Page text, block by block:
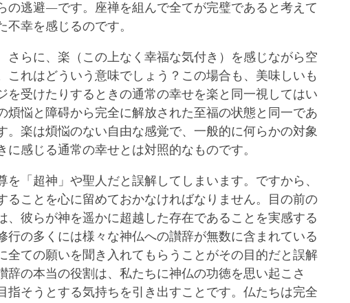
の逃避―です。座禅を組んで全てが完璧であると考えて
不幸を感じるのです。
さらに、楽（この上なく幸福な気付き）を感じながら空
これはどういう意味でしょう？この場合も、美味しいも
を受けたりするときの通常の幸せを楽と同一視してはい
煩悩と障碍から完全に解放された至福の状態と同一であ
。楽は煩悩のない自由な感覚で、一般的に何らかの対象
に感じる通常の幸せとは対照的なものです。
を「超神」や聖人だと誤解してしまいます。ですから、
ることを心に留めておかなければなりません。目の前の
、彼らが神を遥かに超越した存在であることを実感する
行の多くには様々な神仏への讃辞が無数に含まれている
全ての願いを聞き入れてもらうことがその目的だと誤解
辞の本当の役割は、私たちに神仏の功徳を思い起こさ
指そうとする気持ちを引き出すことです。仏たちは完全